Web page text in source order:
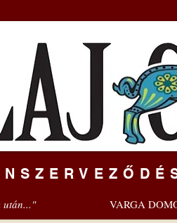
után..." VARGA